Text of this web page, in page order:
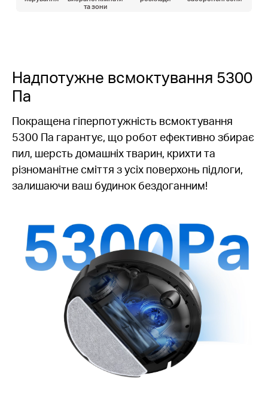
та зони
Надпотужне всмоктування 5300
Па
Покращена гіперпотужність всмоктування
5300 Па гарантує, що робот ефективно збирає
пил, шерсть домашніх тварин, крихти та
різноманітне сміття з усіх поверхонь підлоги,
залишаючи ваш будинок бездоганним!